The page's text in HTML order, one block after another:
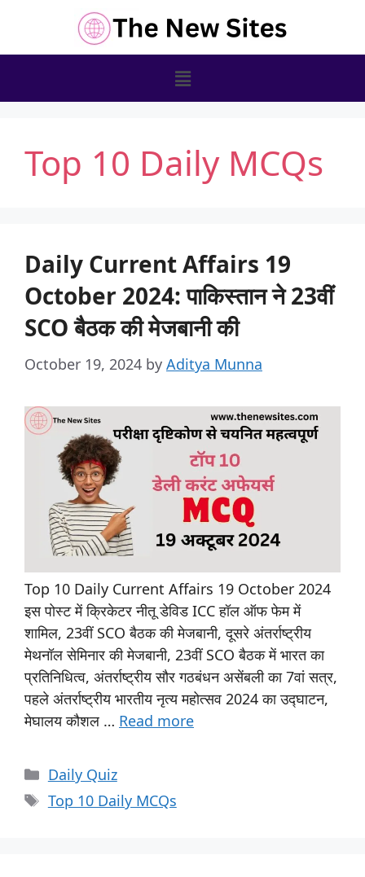
Top 10 Daily MCQs
Daily Current Affairs 19
October 2024: पाकिस्तान ने 23वीं
SCO बैठक की मेजबानी की
October 19, 2024 by Aditya Munna
Top 10 Daily Current Affairs 19 October 2024
इस पोस्ट में क्रिकेटर नीतू डेविड ICC हॉल ऑफ फेम में
शामिल, 23वीं SCO बैठक की मेजबानी, दूसरे अंतर्राष्ट्रीय
मेथनॉल सेमिनार की मेजबानी, 23वीं SCO बैठक में भारत का
प्रतिनिधित्व, अंतर्राष्ट्रीय सौर गठबंधन असेंबली का 7वां सत्र,
पहले अंतर्राष्ट्रीय भारतीय नृत्य महोत्सव 2024 का उद्घाटन,
मेघालय कौशल … Read more
Daily Quiz
Top 10 Daily MCQs